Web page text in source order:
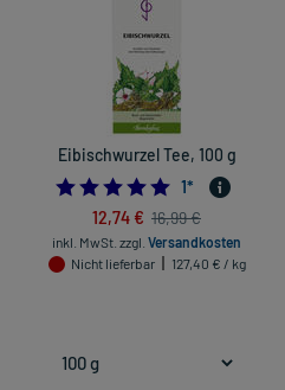
Eibischwurzel Tee, 100 g
5.0
1*
12,74 € 16,99 €
inkl. MwSt. zzgl. Versandkosten
Nicht lieferbar
127,40 € / kg